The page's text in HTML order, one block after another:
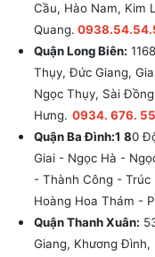
Cầu, Hào Nam, Kim
Quang.
Quận Long Biên:
Thụy, Đức Giang,
Ngọc Thụy, Sài
Hưng. 0934. 676.
Quận Ba Đình:1 80
Giai - Ngọc Hà -
- Thành Công -
Hoàng Hoa Thám -
Quận Thanh Xuân:
Giang, Khương Đình,